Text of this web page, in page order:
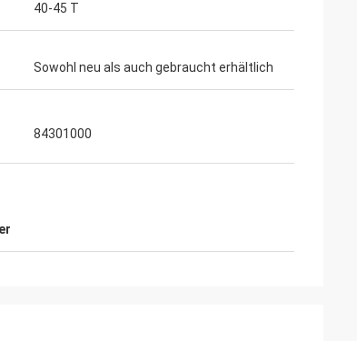
40-45 T
Sowohl neu als auch gebraucht erhältlich
84301000